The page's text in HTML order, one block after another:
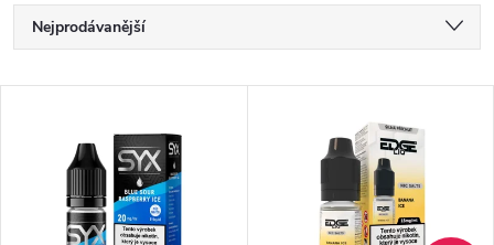
Ř
a
Nejprodávanější
Nejdražší
Abecedně